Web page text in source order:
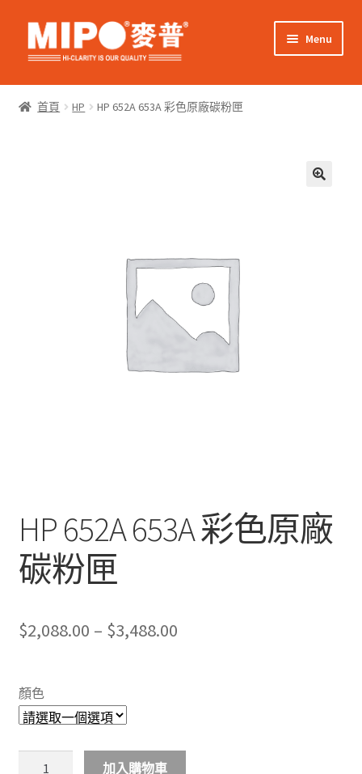
Skip
to
Skip
to
Menu
網上購物
Expand
child
首頁 HP HP 652A 653A 彩色原廠碳粉匣
HP 652A 653A 彩色原廠
碳粉匣
$2,088.00 – $3,488.00Price
$3,488.00
顏色
加入購物車